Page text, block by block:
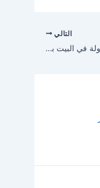
التالي
طريقة عمل مربي الفراولة في البيت بكل سهولة